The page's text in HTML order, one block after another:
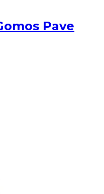
Pave